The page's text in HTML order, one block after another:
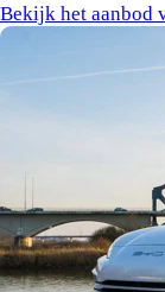
Bekijk het aanbod